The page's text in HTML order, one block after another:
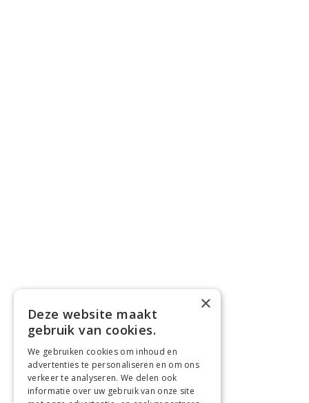
×
Deze website maakt
gebruik van cookies.
We gebruiken cookies om inhoud en
advertenties te personaliseren en om ons
verkeer te analyseren. We delen ook
informatie over uw gebruik van onze site